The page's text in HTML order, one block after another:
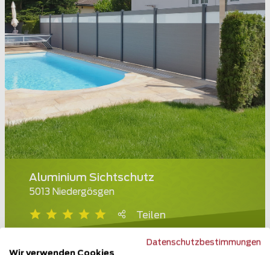
Aluminium Sichtschutz
5013 Niedergösgen
Teilen
Datenschutzbestimmungen